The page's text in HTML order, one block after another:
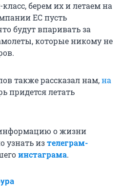
берем их и летаем на
ЕС пусть
будут впаривать за
которые никому не
также рассказал нам,на
придется летать
о жизни
узнать изтелеграм-
инстаграма.